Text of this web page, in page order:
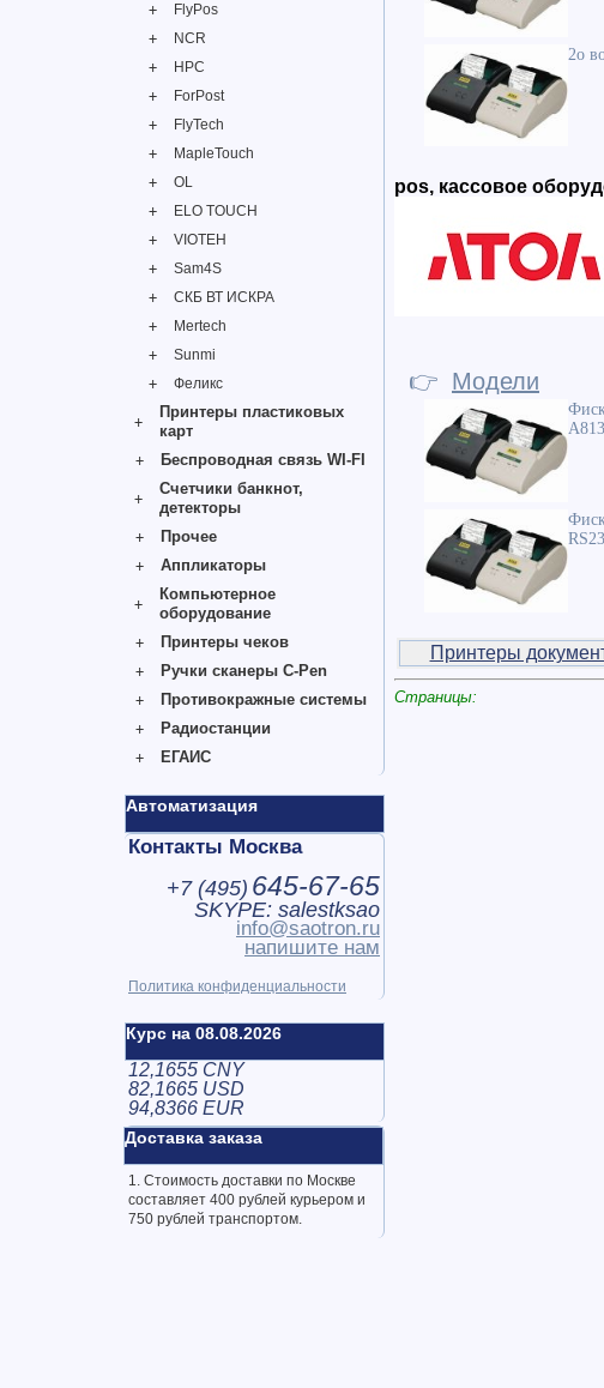
FlyPos
NCR
HPC
ForPost
FlyTech
MapleTouch
OL
ELO TOUCH
VIOTEH
Sam4S
СКБ ВТ ИСКРА
Mertech
Sunmi
Феликс
Принтеры пластиковых
карт
Беспроводная связь WI-FI
Счетчики банкнот,
детекторы
Прочее
Аппликаторы
Компьютерное
оборудование
Принтеры чеков
Ручки сканеры C-Pen
Противокражные системы
Радиостанции
ЕГАИС
Автоматизация
Контакты Москва
+7 (495) 645-67-65
SKYPE: salestksao
info@saotron.ru
напишите нам
Политика конфиденциальности
Курс на 08.08.2026
12,1655 CNY
82,1665 USD
94,8366 EUR
Доставка заказа
1. Стоимость доставки по Москве
составляет 400 рублей курьером и
750 рублей транспортом.
2о
pos, кассовое
👉 Модели
Принтеры
Страницы: